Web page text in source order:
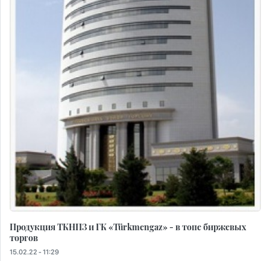
Продукция ТКНПЗ и ГК «Türkmengaz» - в топе биржевых
торгов
15.02.22 - 11:29